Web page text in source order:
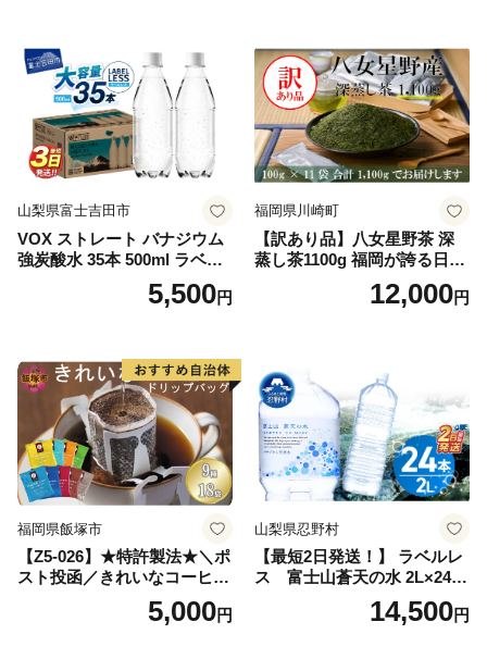
山梨県富士吉田市
VOX ストレート バナジウム
強炭酸水 35本 500ml ラベル
レス【富士吉田市限定カート
5,500円
福岡県川崎町
【訳あり品】八女星野茶 深
蒸し茶1100g 福岡が誇る日本
茶_ 訳アリ 常温 お茶 茶袋 常
備品 おちゃ ocha 茶葉 緑茶
小分け お土産 お取り寄せ グ
ルメ 福岡 九州 福岡県 国産
日本 ふかむし茶 ふかむし 家
庭用 自宅用 ちゃ りょくちゃ
ふかむしちゃ 急須 甘み 川崎
町 送料無料
12,000円
福岡県飯塚市
【Z5-026】★特許製法★＼ポ
スト投函／きれいなコーヒー
ドリップバッグ9種セット(18
袋)ゆうパケットでお届け！
5,000円
山梨県忍野村
【最短2日発送！】 ラベルレ
ス 富士山蒼天の水 2L×24本
（4ケース）※離島不可 天然
水 ミネラルウォーター 水 ペ
14,500円